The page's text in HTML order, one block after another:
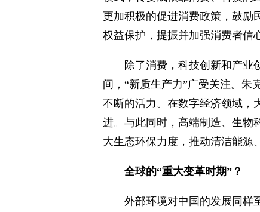
更加积极的促进消费政策，鼓励
权益保护，提振并加强消费者信
除了消费，科技创新和产业
间，“新质生产力”广受关注。朱
不断的活力。在数字经济领域，
进。与此同时，高端制造、生物
大生态环保力度，推动清洁能源
全球的“重大变革时期”？
外部环境对中国的发展同样